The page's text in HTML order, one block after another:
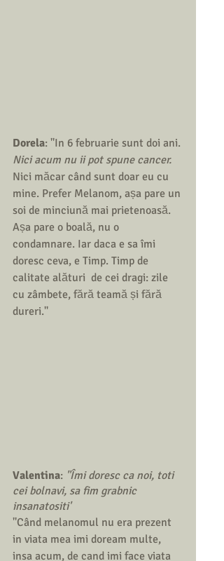
Dorela: ''In 6 februarie sunt doi ani.
Nici acum nu ii pot spune cancer.
Nici măcar când sunt doar eu cu
mine. Prefer Melanom, așa pare un
soi de minciună mai prietenoasă.
Așa pare o boală, nu o
condamnare. Iar daca e sa îmi
doresc ceva, e Timp. Timp de
calitate alături  de cei dragi: zile
cu zâmbete, fără teamă și fără
dureri.''
Valentina: ''Îmi doresc ca noi, toti
cei bolnavi, sa fim grabnic
insanatositi'
''Când melanomul nu era prezent
in viata mea imi doream multe,
insa acum, de cand imi face viata